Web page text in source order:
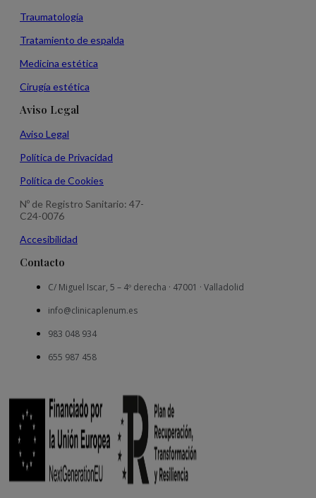
Traumatología
Tratamiento de espalda
Medicina estética
Cirugía estética
Aviso Legal
Aviso Legal
Política de Privacidad
Política de Cookies
Nº de Registro Sanitario: 47-
C24-0076
Accesibilidad
Contacto
C/ Miguel Iscar, 5 – 4º derecha · 47001 · Valladolid
info@clinicaplenum.es
983 048 934
655 987 458